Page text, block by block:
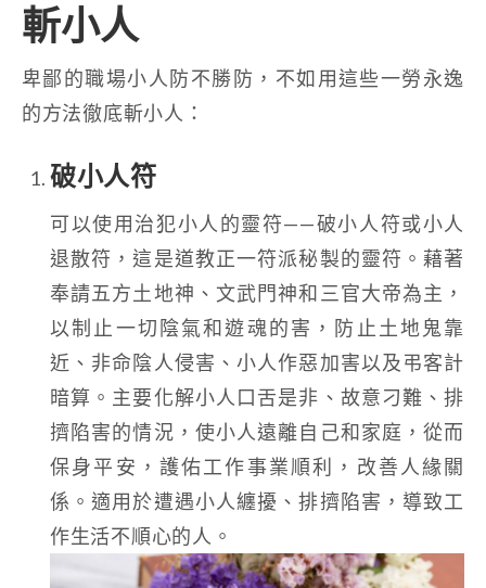
斬小人
卑鄙的職場小人防不勝防，不如用這些一勞永逸
的方法徹底斬小人：
破小人符
可以使用治犯小人的靈符——破小人符或小人
退散符，這是道教正一符派秘製的靈符。藉著
奉請五方土地神、文武門神和三官大帝為主，
以制止一切陰氣和遊魂的害，防止土地鬼靠
近、非命陰人侵害、小人作惡加害以及弔客計
暗算。主要化解小人口舌是非、故意刁難、排
擠陷害的情況，使小人遠離自己和家庭，從而
保身平安，護佑工作事業順利，改善人緣關
係。適用於遭遇小人纏擾、排擠陷害，導致工
作生活不順心的人。